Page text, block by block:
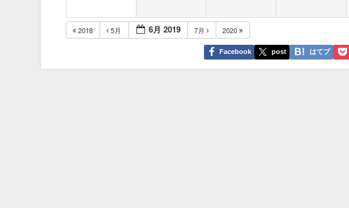
2018 5月 6月 2019 7月 2020
Facebook post はてブ